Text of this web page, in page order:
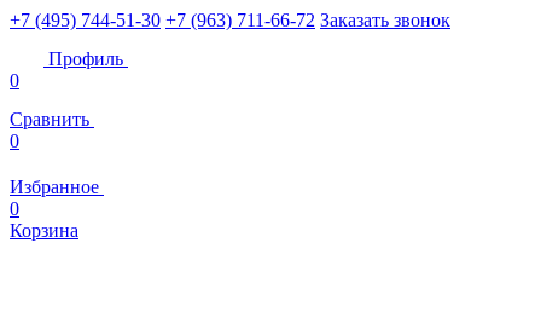
+7 (495) 744-51-30 +7 (963) 711-66-72 Заказать звонок
Профиль
0
Сравнить
0
Избранное
0
Корзина